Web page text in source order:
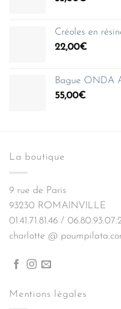
Créoles en
22,00€
Bague ONDA
55,00€
La boutique
9 rue de Paris
93230 ROMAINVILLE
01.41.71.81.46 /
charlotte @
Mentions légales